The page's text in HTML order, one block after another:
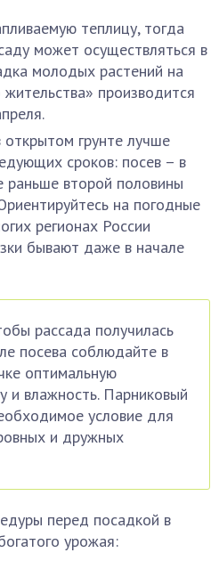
теплицу, тогда
может осуществляться в
молодых растений на
производится
грунте лучше
сроков: посев – в
раньше второй половины
на погодные
регионах России
бывают даже в начале
рассада получилась
посева соблюдайте в
оптимальную
и влажность. Парниковый
условие для
и дружных
перед посадкой в
урожая: